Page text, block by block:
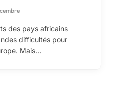
des pays africains
difficultés pour
Mais…